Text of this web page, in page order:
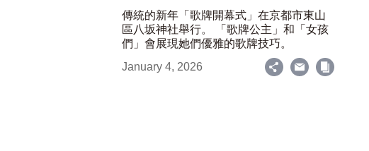
傳統的新年「歌牌開幕式」在京都市東山
區八坂神社舉行。 「歌牌公主」和「女孩
們」會展現她們優雅的歌牌技巧。
January 4, 2026